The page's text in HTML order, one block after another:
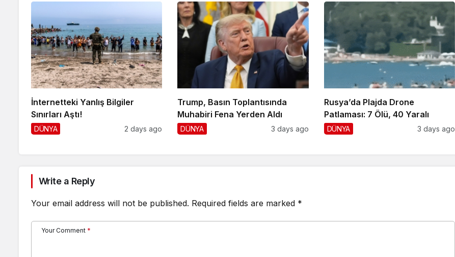
İnternetteki Yanlış Bilgiler
Sınırları Aştı!
DÜNYA 2 days ago
Trump, Basın Toplantısında
Muhabiri Fena Yerden Aldı
DÜNYA 3 days ago
Rusya’da Plajda Drone
Patlaması: 7 Ölü, 40 Yaralı
DÜNYA 3 days ago
Write a Reply
Your email address will not be published. Required fields are marked *
Your Comment *